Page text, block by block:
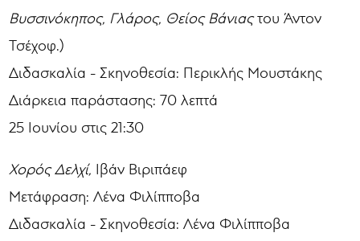
Βυσσινόκηπος, Γλάρος, Θείος Βάνιαςτου Άντον
Τσέχοφ.)
Διδασκαλία - Σκηνοθεσία: Περικλής Μουστάκης
Διάρκεια παράστασης: 70 λεπτά
25 Ιουνίου στις 21:30
Χορός Δελχί, Ιβάν Βιριπάεφ
Μετάφραση: Λένα Φιλίπποβα
Διδασκαλία - Σκηνοθεσία: Λένα Φιλίπποβα